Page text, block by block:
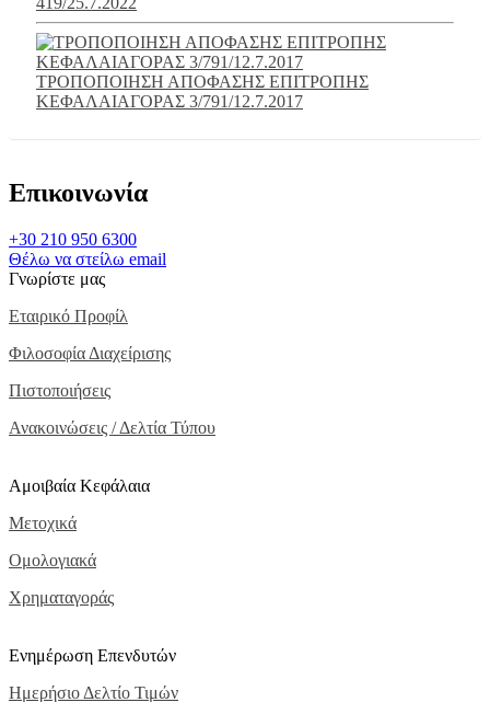
ΤΡΟΠΟΠΟΙΗΣΗ ΑΠΟΦΑΣΗΣ ΕΠΙΤΡΟΠΗΣ
ΚΕΦΑΛΑΙΑΓΟΡΑΣ 3/791/12.7.2017
Επικοινωνία
+30 210 950 6300
Θέλω να στείλω email
Γνωρίστε μας
Εταιρικό Προφίλ
Φιλοσοφία Διαχείρισης
Πιστοποιήσεις
Ανακοινώσεις / Δελτία Τύπου
Αμοιβαία Κεφάλαια
Μετοχικά
Ομολογιακά
Χρηματαγοράς
Ενημέρωση Επενδυτών
Ημερήσιο Δελτίο Τιμών